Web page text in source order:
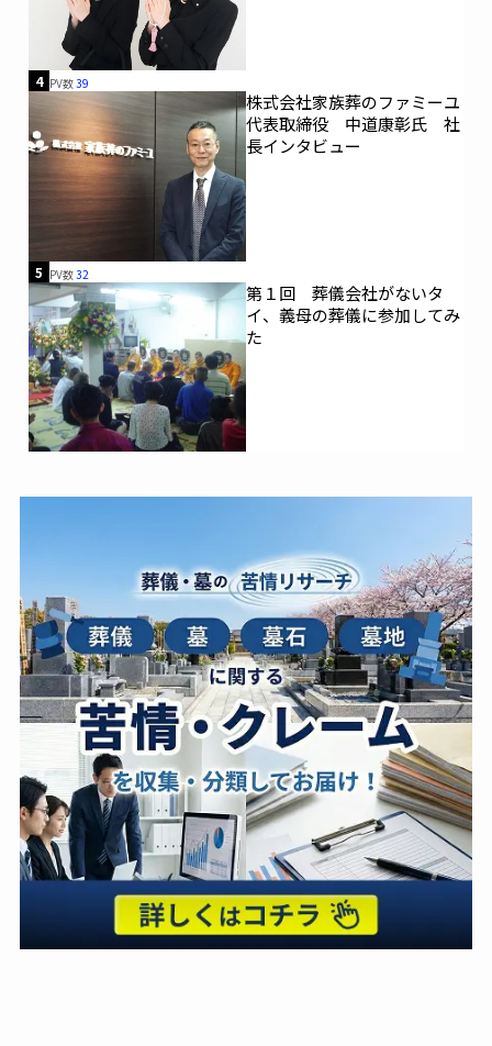
4 PV数39
株式会社家族葬のファミーユ
代表取締役 中道康彰氏 社
長インタビュー
5 PV数32
第１回 葬儀会社がないタ
イ、義母の葬儀に参加してみ
た